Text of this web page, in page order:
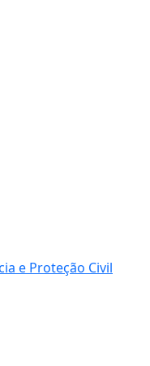
e Proteção Civil